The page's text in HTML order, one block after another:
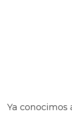
Ya conocimos